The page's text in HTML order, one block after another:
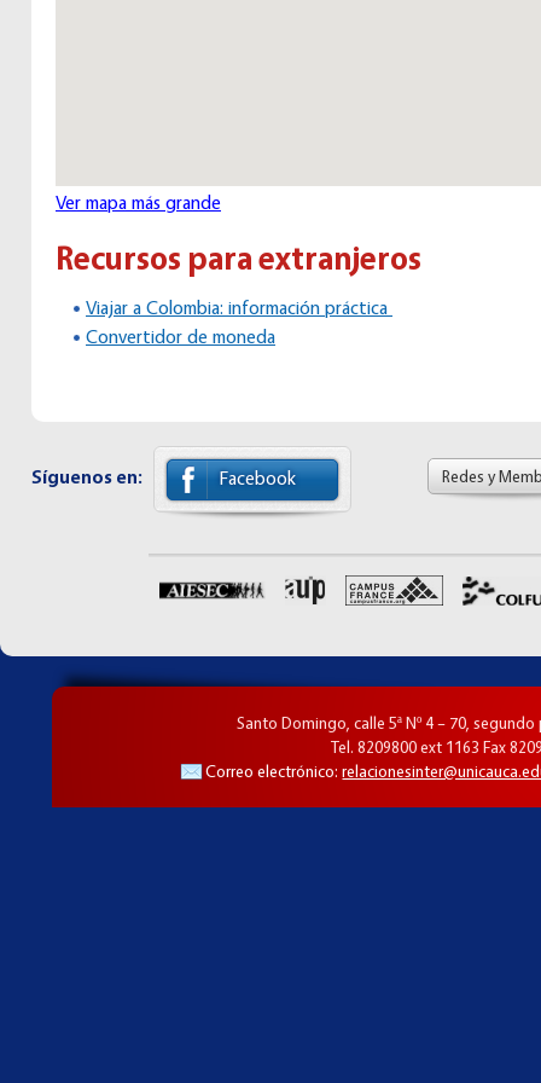
Ver mapa más grande
Recursos para extranjeros
Viajar a Colombia: información práctica
Convertidor de moneda
Síguenos en: Facebook Redes y
Santo Domingo, calle 5ª Nº 4 – 70,
Tel. 8209800 ext 1163 Fax
Correo electrónico: